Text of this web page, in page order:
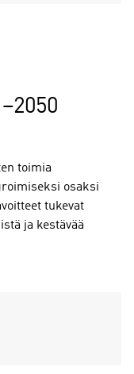
toimia
osaksi
tukevat
ja kestävää